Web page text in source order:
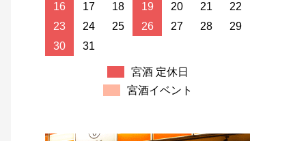
16
17 18 19 20 21
22
23
24 25 26 27 28
29
30
31
宮酒 定休日
宮酒イベント